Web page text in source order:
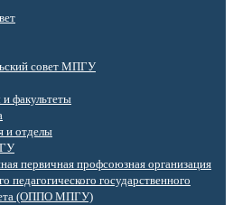
совет МПГУ
факультеты
и отделы
первичная профсоюзная организация
педагогического государственного
(ОППО МПГУ)